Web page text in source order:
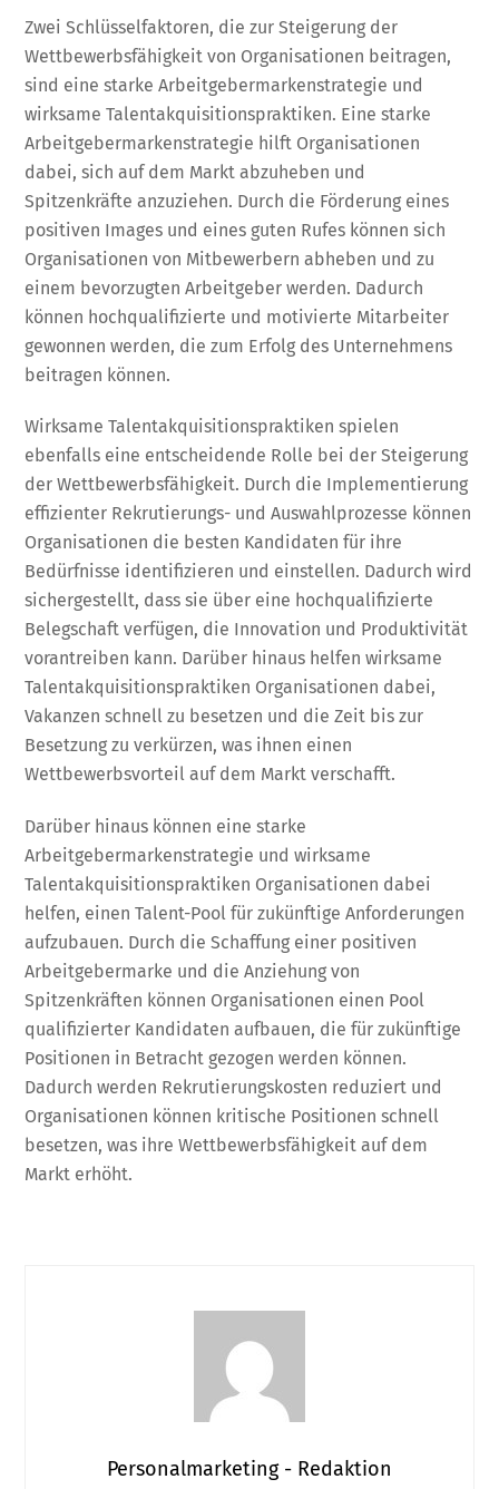
Zwei Schlüsselfaktoren, die zur Steigerung der
Wettbewerbsfähigkeit von Organisationen beitragen,
sind eine starke Arbeitgebermarkenstrategie und
wirksame Talentakquisitionspraktiken. Eine starke
Arbeitgebermarkenstrategie hilft Organisationen
dabei, sich auf dem Markt abzuheben und
Spitzenkräfte anzuziehen. Durch die Förderung eines
positiven Images und eines guten Rufes können sich
Organisationen von Mitbewerbern abheben und zu
einem bevorzugten Arbeitgeber werden. Dadurch
können hochqualifizierte und motivierte Mitarbeiter
gewonnen werden, die zum Erfolg des Unternehmens
beitragen können.
Wirksame Talentakquisitionspraktiken spielen
ebenfalls eine entscheidende Rolle bei der Steigerung
der Wettbewerbsfähigkeit. Durch die Implementierung
effizienter Rekrutierungs- und Auswahlprozesse können
Organisationen die besten Kandidaten für ihre
Bedürfnisse identifizieren und einstellen. Dadurch wird
sichergestellt, dass sie über eine hochqualifizierte
Belegschaft verfügen, die Innovation und Produktivität
vorantreiben kann. Darüber hinaus helfen wirksame
Talentakquisitionspraktiken Organisationen dabei,
Vakanzen schnell zu besetzen und die Zeit bis zur
Besetzung zu verkürzen, was ihnen einen
Wettbewerbsvorteil auf dem Markt verschafft.
Darüber hinaus können eine starke
Arbeitgebermarkenstrategie und wirksame
Talentakquisitionspraktiken Organisationen dabei
helfen, einen Talent-Pool für zukünftige Anforderungen
aufzubauen. Durch die Schaffung einer positiven
Arbeitgebermarke und die Anziehung von
Spitzenkräften können Organisationen einen Pool
qualifizierter Kandidaten aufbauen, die für zukünftige
Positionen in Betracht gezogen werden können.
Dadurch werden Rekrutierungskosten reduziert und
Organisationen können kritische Positionen schnell
besetzen, was ihre Wettbewerbsfähigkeit auf dem
Markt erhöht.
Personalmarketing - Redaktion